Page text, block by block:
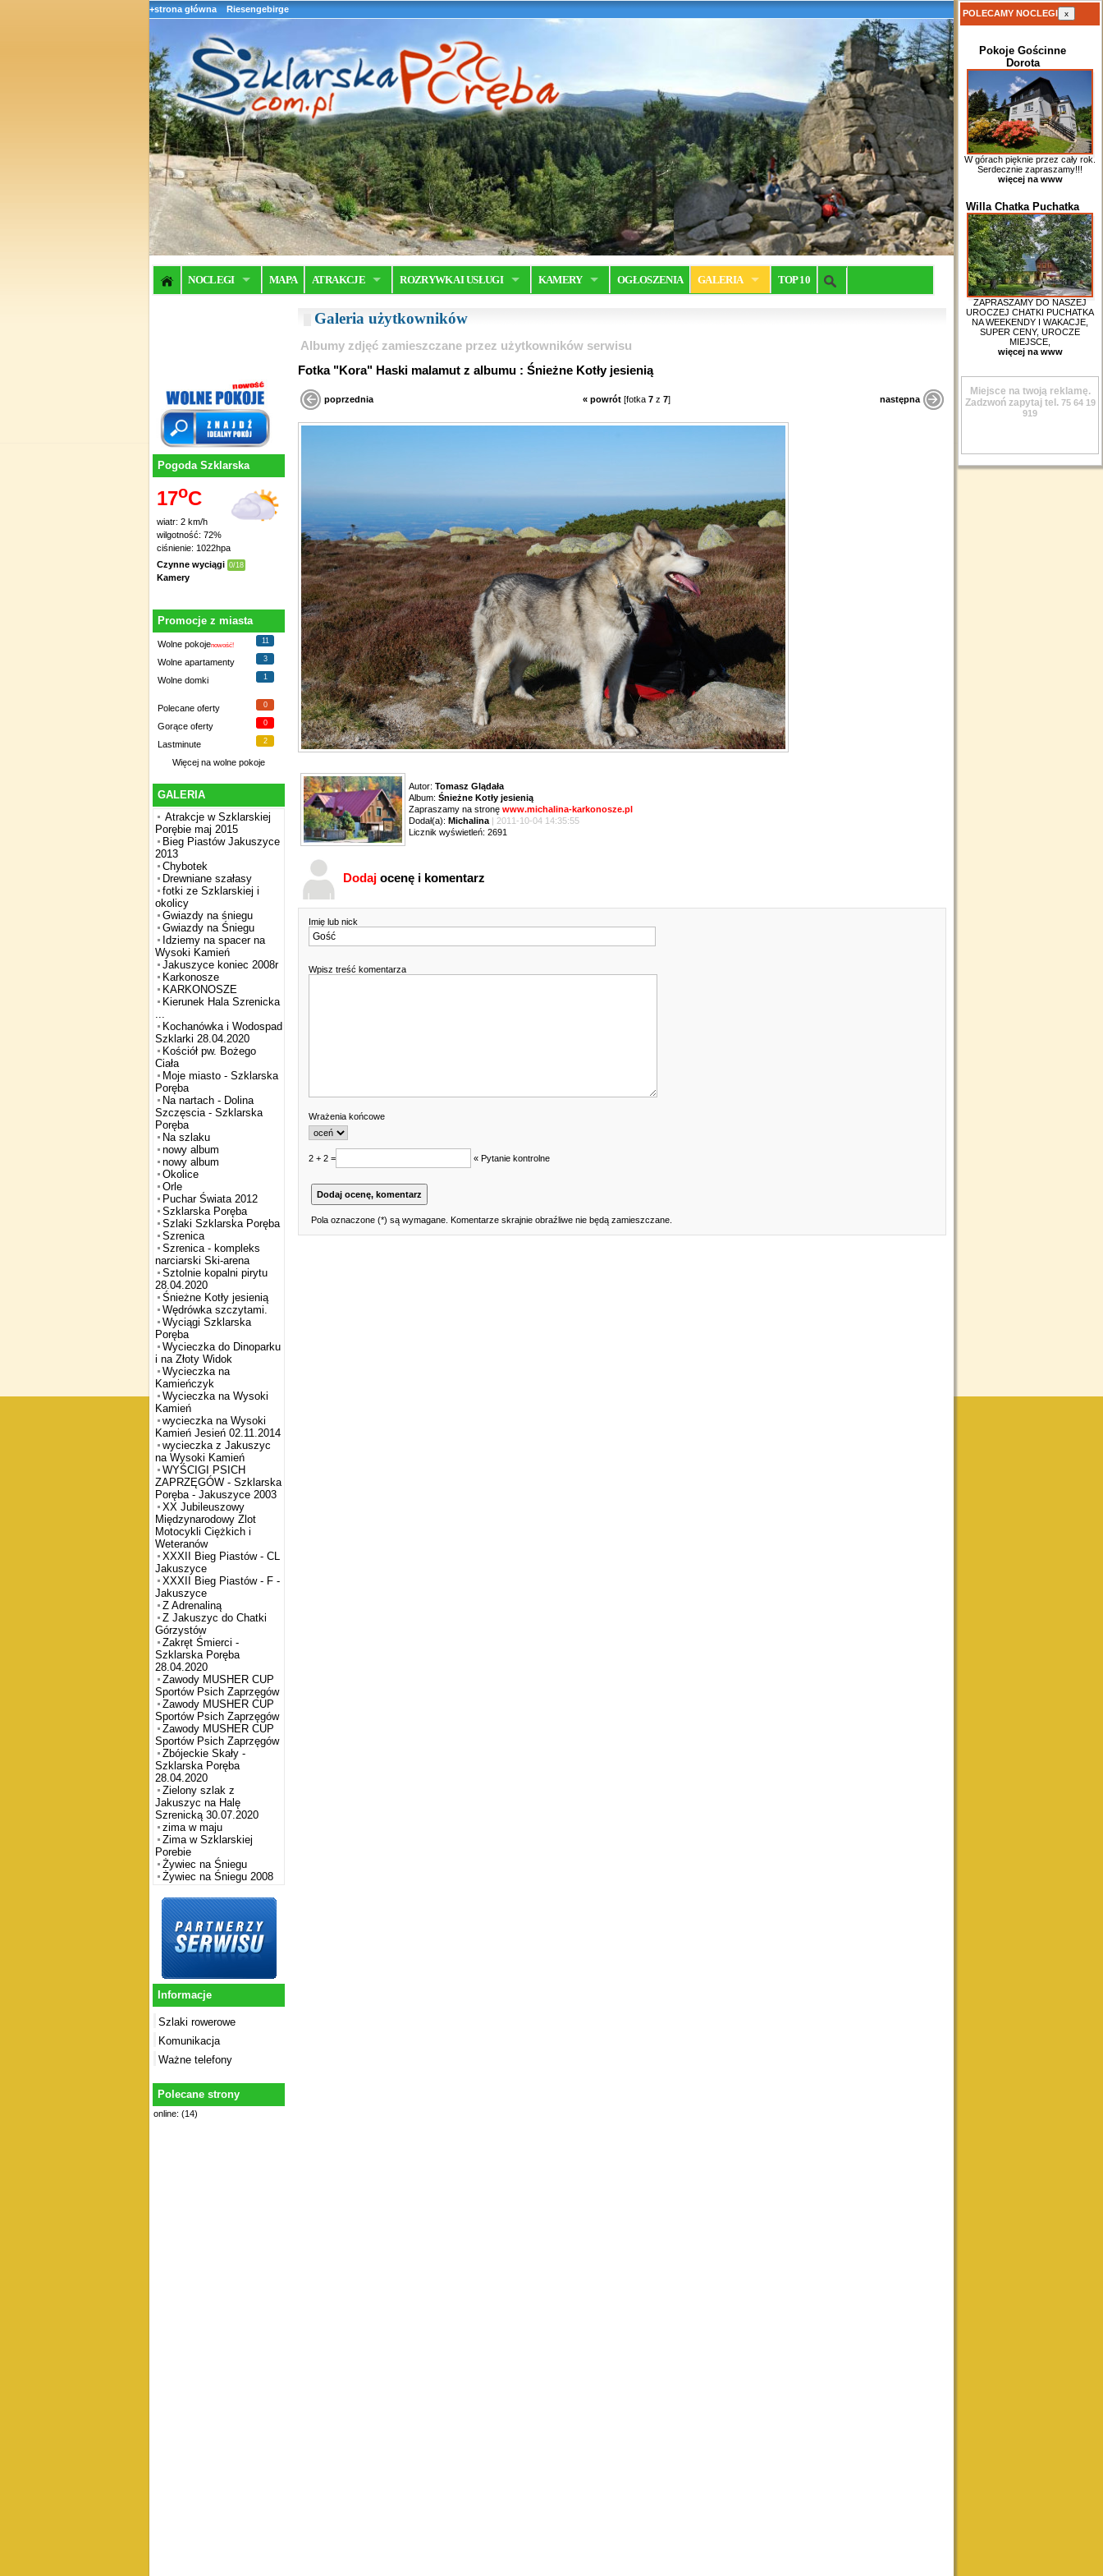
+strona główna Riesengebirge
NOCLEGI MAPA ATRAKCJE ROZRYWKA I USŁUGI KAMERY OGŁOSZENIA GALERIA TOP 10
Pogoda Szklarska
17oC
wiatr: 2 km/h
wilgotność: 72%
ciśnienie: 1022hpa
Czynne wyciągi 0/18
Kamery
Promocje z miasta
Wolne pokojenowość!
11
Wolne apartamenty 3
Wolne domki 1
Polecane oferty 0
Gorące oferty 0
Lastminute 2
Więcej na wolne pokoje
GALERIA
Atrakcje w Szklarskiej
Porębie maj 2015
Bieg Piastów Jakuszyce
2013
Chybotek
Drewniane szałasy
fotki ze Szklarskiej i
okolicy
Gwiazdy na śniegu
Gwiazdy na Śniegu
Idziemy na spacer na
Wysoki Kamień
Jakuszyce koniec 2008r
Karkonosze
KARKONOSZE
Kierunek Hala Szrenicka
...
Kochanówka i Wodospad
Szklarki 28.04.2020
Kościół pw. Bożego
Ciała
Moje miasto - Szklarska
Poręba
Na nartach - Dolina
Szczęscia - Szklarska
Poręba
Na szlaku
nowy album
nowy album
Okolice
Orle
Puchar Świata 2012
Szklarska Poręba
Szlaki Szklarska Poręba
Szrenica
Szrenica - kompleks
narciarski Ski-arena
Sztolnie kopalni pirytu
28.04.2020
Śnieżne Kotły jesienią
Wędrówka szczytami.
Wyciągi Szklarska
Poręba
Wycieczka do Dinoparku
i na Złoty Widok
Wycieczka na
Kamieńczyk
Wycieczka na Wysoki
Kamień
wycieczka na Wysoki
Kamień Jesień 02.11.2014
wycieczka z Jakuszyc
na Wysoki Kamień
WYŚCIGI PSICH
ZAPRZĘGÓW - Szklarska
Poręba - Jakuszyce 2003
XX Jubileuszowy
Międzynarodowy Zlot
Motocykli Ciężkich i
Weteranów
XXXII Bieg Piastów - CL
Jakuszyce
XXXII Bieg Piastów - F -
Jakuszyce
Z Adrenaliną
Z Jakuszyc do Chatki
Górzystów
Zakręt Śmierci -
Szklarska Poręba
28.04.2020
Zawody MUSHER CUP
Sportów Psich Zaprzęgów
Zawody MUSHER CUP
Sportów Psich Zaprzęgów
Zawody MUSHER CUP
Sportów Psich Zaprzęgów
Zbójeckie Skały -
Szklarska Poręba
28.04.2020
Zielony szlak z
Jakuszyc na Halę
Szrenicką 30.07.2020
zima w maju
Zima w Szklarskiej
Porebie
Żywiec na Śniegu
Żywiec na Śniegu 2008
Informacje
Szlaki rowerowe
Komunikacja
Ważne telefony
Polecane strony
online: (14)
Galeria użytkowników
Albumy zdjęć zamieszczane przez użytkowników serwisu
Fotka "Kora" Haski malamut z albumu : Śnieżne Kotły jesienią
poprzednia « powrót [fotka 7 z 7] następna
Autor: Tomasz Glądała
Album: Śnieżne Kotły jesienią
Zapraszamy na stronę www.michalina-karkonosze.pl
Dodał(a): Michalina | 2011-10-04 14:35:55
Licznik wyświetleń: 2691
Dodaj ocenę i komentarz
Imię lub nick
Wpisz treść komentarza
Wrażenia końcowe
2 + 2 = « Pytanie kontrolne
Pola oznaczone (*) są wymagane. Komentarze skrajnie obraźliwe nie będą zamieszczane.
POLECAMY NOCLEGI x
Pokoje Gościnne
Dorota
W górach pięknie przez cały rok.
Serdecznie zapraszamy!!!
więcej na www
Willa Chatka Puchatka
ZAPRASZAMY DO NASZEJ
UROCZEJ CHATKI PUCHATKA
NA WEEKENDY I WAKACJE,
SUPER CENY, UROCZE
MIEJSCE,
więcej na www
Miejsce na twoją reklamę.
Zadzwoń zapytaj tel. 75 64 19
919